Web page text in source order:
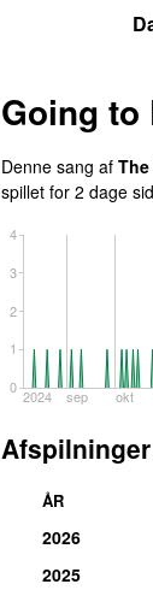
Going to
Denne sang af
spillet for 2 dage
2024 sep okt
0
1
2
3
4
ÅR
2026
2025